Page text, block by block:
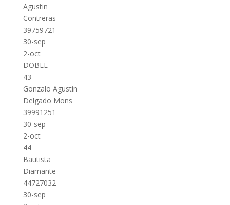
Agustin
Contreras
39759721
30-sep
2-oct
DOBLE
43
Gonzalo Agustin
Delgado Mons
39991251
30-sep
2-oct
44
Bautista
Diamante
44727032
30-sep